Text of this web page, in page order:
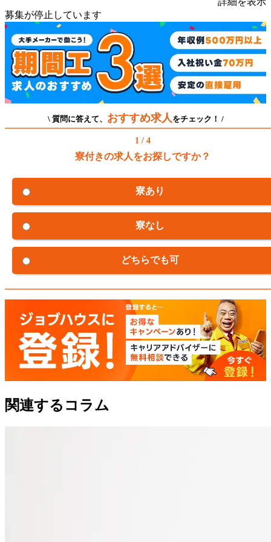
募集が停止しています
\ 質問に答えて、 おすすめ求人 をチェック！ /
1 / 4
寮付きの求人をお探しですか？
寮あり
寮なし
どちらでも可
関連するコラム